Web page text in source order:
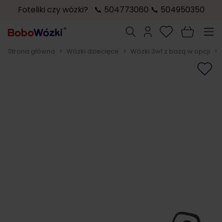
Foteliki czy wózki? 📞 504773060 📞 504950350
Szukaj
Strona główna > Wózki dziecięce > Wózki 3w1 z bazą w opcji >